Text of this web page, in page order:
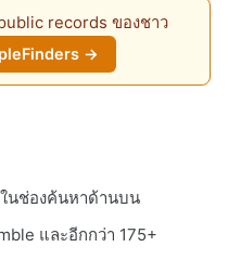
records ของชาว
→
นช่องค้นหาด้านบน
และอีกกว่า 175+